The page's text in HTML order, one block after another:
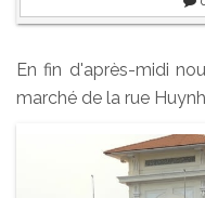
En fin d'après-midi
marché de la rue